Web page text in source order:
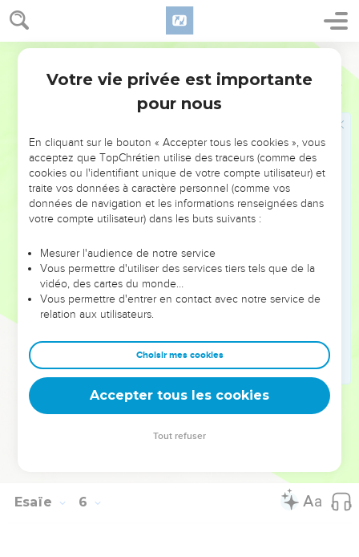
Esaïe 5
Le poing menaçant du Seigneur
Voilà pourquoi la colère de l'Eternel s'enflamme contre
son peuple et il déploie sa puissance contre lui pour le
frapper. Les montagnes tremblent et les cadavres sont
comme des ordures au milieu des rues. Mais malgré tout
cela, sa colère ne s'est pas détournée et sa puissance est
encore déployée.
Il dresse un étendard pour les peuples lointains, il en siffle
un d’une extrémité de la terre : le voici qui arrive avec
rapidité et légèreté.
Chez lui, personne n'est fatigué, personne ne trébuche,
détachée, ni la courroie de ses sandales cassée.
Ses flèches sont affûtées, et tous ses arcs tendus. Les
sabots de ses chevaux sont durs comme de la pierre et les
roues de ses chars ont l’aspect d’un tourbillon.
Son rugissement est pareil à celui d'une lionne ; il rugit
comme le font de jeunes lions : il gronde, s’empare de sa
proie et l'emporte en lieu sûr, sans personne pour la délivrer.
Ce jour-là, on fera entendre contre lui un grondement
pareil à celui d'une tempête sur la mer. En regardant la terre,
Esaïe 6
Votre vie privée est importante
pour nous
En cliquant sur le bouton « Accepter tous les cookies », vous
acceptez que TopChrétien utilise des traceurs (comme des
cookies ou l'identifiant unique de votre compte utilisateur) et
traite vos données à caractère personnel (comme vos
données de navigation et les informations renseignées dans
votre compte utilisateur) dans les buts suivants :
Mesurer l'audience de notre service
Vous permettre d'utiliser des services tiers tels que de la
vidéo, des cartes du monde…
Vous permettre d'entrer en contact avec notre service de
relation aux utilisateurs.
Choisir mes cookies
Accepter tous les cookies
Tout refuser